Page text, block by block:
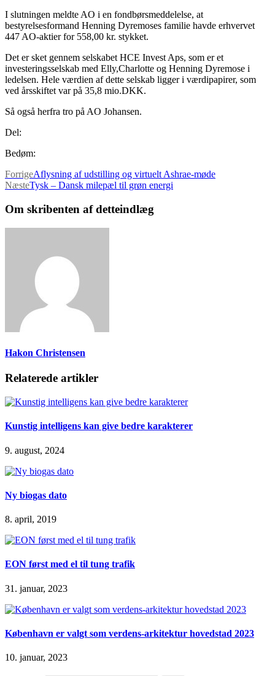
I slutningen meldte AO i en fondbørsmeddelelse, at
bestyrelsesformand Henning Dyremoses familie havde erhvervet
447 AO-aktier for 558,00 kr. stykket.
Det er sket gennem selskabet HCE Invest Aps, som er et
investeringsselskab med Elly,Charlotte og Henning Dyremose i
ledelsen. Hele værdien af dette selskab ligger i værdipapirer, som
ved årsskiftet var på 35,8 mio.DKK.
Så også herfra tro på AO Johansen.
Del:
Bedøm:
ForrigeAflysning af udstilling og virtuelt Ashrae-møde
NæsteTysk – Dansk milepæl til grøn energi
Om skribenten af detteindlæg
Hakon Christensen
Relaterede artikler
Kunstig intelligens kan give bedre karakterer
9. august, 2024
Ny biogas dato
8. april, 2019
EON først med el til tung trafik
31. januar, 2023
København er valgt som verdens-arkitektur hovedstad 2023
10. januar, 2023